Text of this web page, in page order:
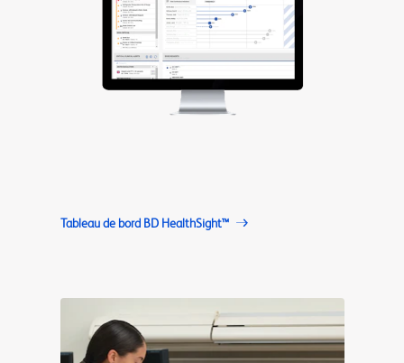
Tableau de bord BD HealthSight™